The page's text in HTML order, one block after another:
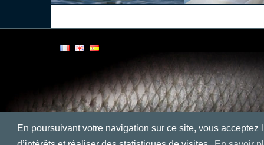
En poursuivant votre navigation sur ce site, vous
| |